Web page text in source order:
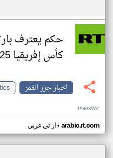
حكم يعترف
كأس إفريقيا 2025
اخبار جزر القمر
PG03WV
ار تي عربي• arabic.rt.com